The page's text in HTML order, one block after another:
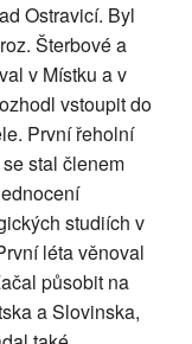
Ostravicí. Byl
Šterbové a
v Místku a v
vstoupit do
První řeholní
stal členem
studiích v
léta věnoval
působit na
a Slovinska,